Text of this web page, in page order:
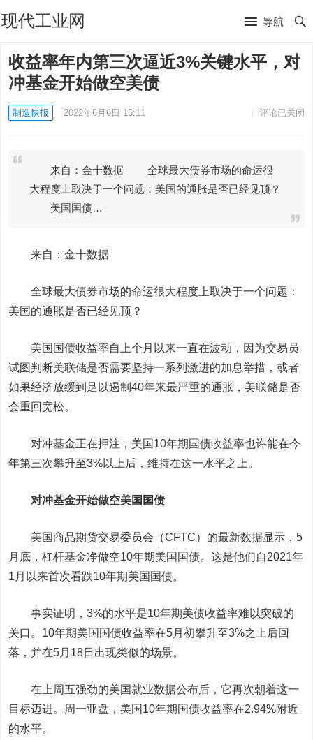
现代工业网 导航
收益率年内第三次逼近3%关键水平，对
冲基金开始做空美债
制造快报 2022年6月6日 15:11 评论已关闭
来自：金十数据 全球最大债券市场的命运很
大程度上取决于一个问题：美国的通胀是否已经见顶？
美国国债…
来自：金十数据
全球最大债券市场的命运很大程度上取决于一个问题：
美国的通胀是否已经见顶？
美国国债收益率自上个月以来一直在波动，因为交易员
试图判断美联储是否需要坚持一系列激进的加息举措，或者
如果经济放缓到足以遏制40年来最严重的通胀，美联储是否
会重回宽松。
对冲基金正在押注，美国10年期国债收益率也许能在今
年第三次攀升至3%以上后，维持在这一水平之上。
对冲基金开始做空美国国债
美国商品期货交易委员会（CFTC）的最新数据显示，5
月底，杠杆基金净做空10年期美国国债。这是他们自2021年
1月以来首次看跌10年期美国国债。
事实证明，3%的水平是10年期美债收益率难以突破的
关口。10年期美国国债收益率在5月初攀升至3%之上后回
落，并在5月18日出现类似的场景。
在上周五强劲的美国就业数据公布后，它再次朝着这一
目标迈进。周一亚盘，美国10年期国债收益率在2.94%附近
的水平。